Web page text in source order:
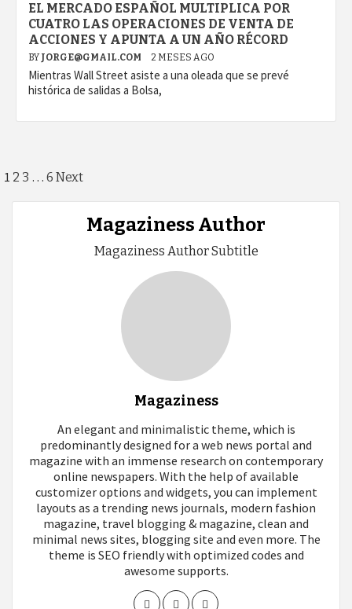
EL MERCADO ESPAÑOL MULTIPLICA POR
CUATRO LAS OPERACIONES DE VENTA DE
ACCIONES Y APUNTA A UN AÑO RÉCORD
BY JORGE@GMAIL.COM 2 MESES AGO
Mientras Wall Street asiste a una oleada que se prevé
histórica de salidas a Bolsa,
Paginación
de
entradas
1 2 3 … 6 Next
Magaziness Author
Magaziness Author Subtitle
Magaziness
An elegant and minimalistic theme, which is
predominantly designed for a web news portal and
magazine with an immense research on contemporary
online newspapers. With the help of available
customizer options and widgets, you can implement
layouts as a trending news journals, modern fashion
magazine, travel blogging & magazine, clean and
minimal news sites, blogging site and even more. The
theme is SEO friendly with optimized codes and
awesome supports.